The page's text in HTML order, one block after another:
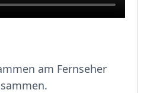
am Fernseher